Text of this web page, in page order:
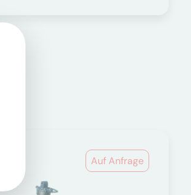
Auf Anfrage